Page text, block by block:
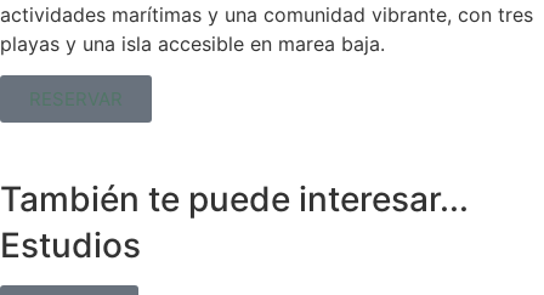
actividades marítimas y una comunidad vibrante, con tres
playas y una isla accesible en marea baja.
RESERVAR
También te puede interesar...
Estudios